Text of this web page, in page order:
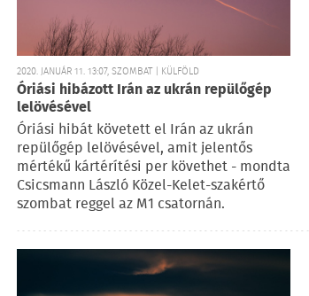
2020. JANUÁR 11. 13:07, SZOMBAT | KÜLFÖLD
Óriási hibázott Irán az ukrán repülőgép
lelövésével
Óriási hibát követett el Irán az ukrán
repülőgép lelövésével, amit jelentős
mértékű kártérítési per követhet - mondta
Csicsmann László Közel-Kelet-szakértő
szombat reggel az M1 csatornán.